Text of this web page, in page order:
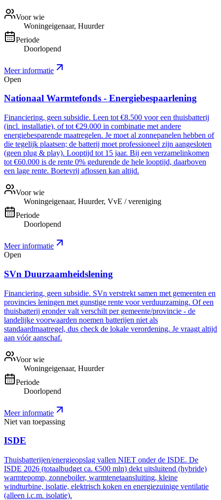
Voor wie
Woningeigenaar, Huurder
Periode
Doorlopend
Meer informatie
Open
Nationaal Warmtefonds - Energiebespaarlening
Financiering, geen subsidie. Leen tot €8.500 voor een thuisbatterij
(incl. installatie), of tot €29.000 in combinatie met andere
energiebesparende maatregelen. Je moet al zonnepanelen hebben of
die tegelijk plaatsen; de batterij moet professioneel zijn aangesloten
(geen plug & play). Looptijd tot 15 jaar. Bij een verzamelinkomen
tot €60.000 is de rente 0% gedurende de hele looptijd, daarboven
een lage rente. Boetevrij aflossen kan altijd.
Voor wie
Woningeigenaar, Huurder, VvE / vereniging
Periode
Doorlopend
Meer informatie
Open
SVn Duurzaamheidslening
Financiering, geen subsidie. SVn verstrekt samen met gemeenten en
provincies leningen met gunstige rente voor verduurzaming. Of een
thuisbatterij eronder valt verschilt per gemeente/provincie - de
landelijke voorwaarden noemen batterijen niet als
standaardmaatregel, dus check de lokale verordening. Je vraagt altijd
aan vóór aanschaf.
Voor wie
Woningeigenaar, Huurder
Periode
Doorlopend
Meer informatie
Niet van toepassing
ISDE
Thuisbatterijen/energieopslag vallen NIET onder de ISDE. De
ISDE 2026 (totaalbudget ca. €500 mln) dekt uitsluitend (hybride)
warmtepomp, zonneboiler, warmtenetaansluiting, kleine
windturbine, isolatie, elektrisch koken en energiezuinige ventilatie
(alleen i.c.m. isolatie).